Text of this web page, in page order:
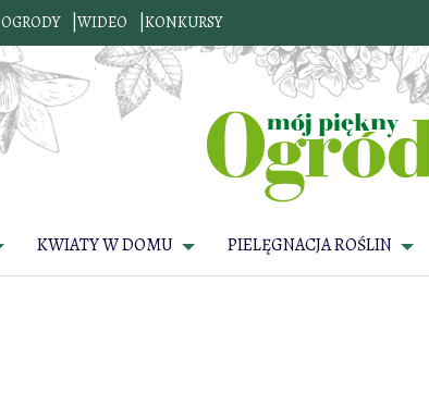
OGRODY WIDEO KONKURSY
KWIATY W DOMU PIELĘGNACJA ROŚLIN